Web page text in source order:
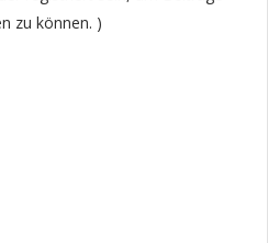
zu können. )